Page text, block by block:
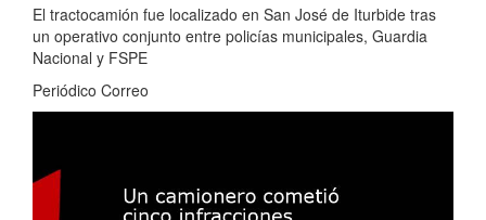
El tractocamión fue localizado en San José de Iturbide tras
un operativo conjunto entre policías municipales, Guardia
Nacional y FSPE
Periódico Correo